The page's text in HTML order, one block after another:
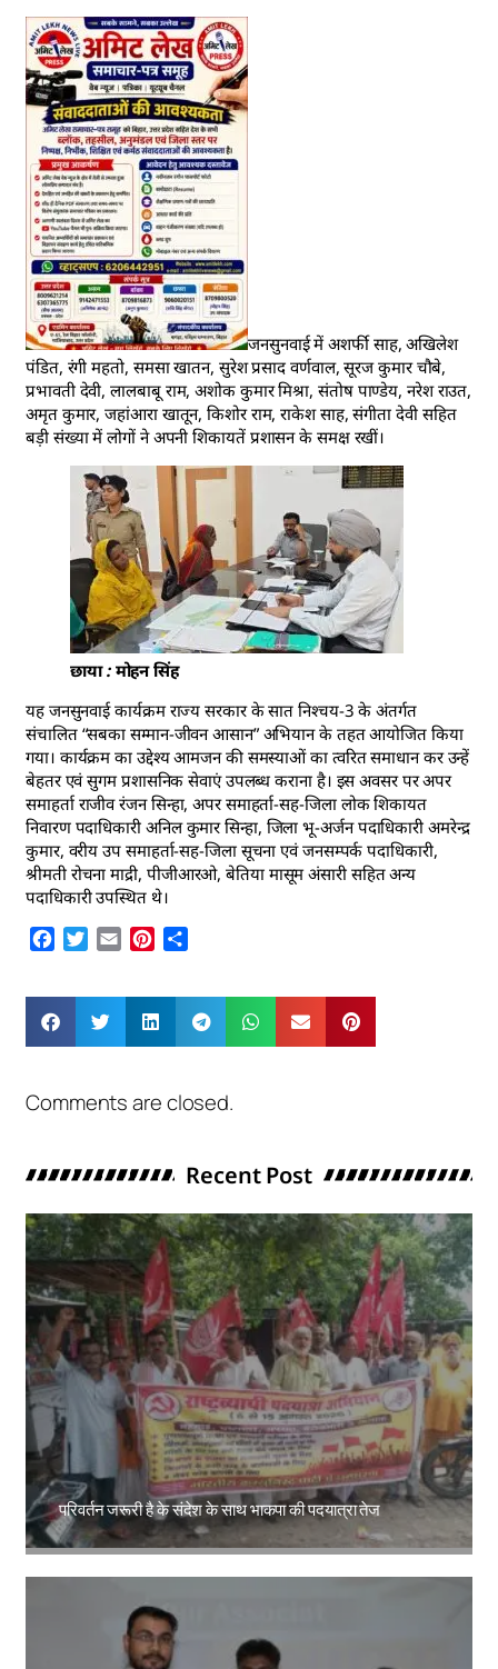
जनसुनवाई में अशर्फी साह, अखिलेश
पंडित, रंगी महतो, समसा खातन, सुरेश प्रसाद वर्णवाल, सूरज कुमार चौबे,
प्रभावती देवी, लालबाबू राम, अशोक कुमार मिश्रा, संतोष पाण्डेय, नरेश राउत,
अमृत कुमार, जहांआरा खातून, किशोर राम, राकेश साह, संगीता देवी सहित
बड़ी संख्या में लोगों ने अपनी शिकायतें प्रशासन के समक्ष रखीं।
छाया : मोहन सिंह
यह जनसुनवाई कार्यक्रम राज्य सरकार के सात निश्चय-3 के अंतर्गत
संचालित “सबका सम्मान-जीवन आसान” अभियान के तहत आयोजित किया
गया। कार्यक्रम का उद्देश्य आमजन की समस्याओं का त्वरित समाधान कर उन्हें
बेहतर एवं सुगम प्रशासनिक सेवाएं उपलब्ध कराना है। इस अवसर पर अपर
समाहर्ता राजीव रंजन सिन्हा, अपर समाहर्ता-सह-जिला लोक शिकायत
निवारण पदाधिकारी अनिल कुमार सिन्हा, जिला भू-अर्जन पदाधिकारी अमरेन्द्र
कुमार, वरीय उप समाहर्ता-सह-जिला सूचना एवं जनसम्पर्क पदाधिकारी,
श्रीमती रोचना माद्री, पीजीआरओ, बेतिया मासूम अंसारी सहित अन्य
पदाधिकारी उपस्थित थे।
Facebook
Twitter
Email Pinterest
Comments are closed.
Recent Post
परिवर्तन जरूरी है के संदेश के साथ भाकपा की पदयात्रा तेज
Amit Lekh